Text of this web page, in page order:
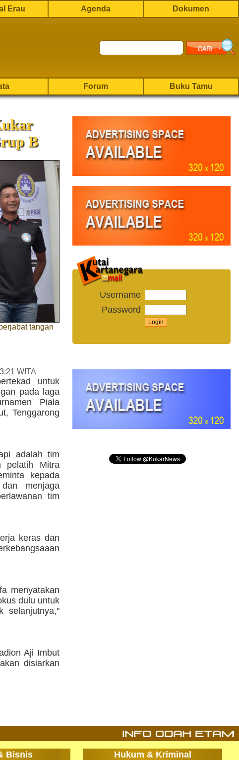
Erau Agenda Dokumen
Forum Buku Tamu
B
tangan
WITA
untuk
pada laga
Piala
Tenggarong
adalah tim
pelatih Mitra
kepada
menjaga
tim
keras dan
menyatakan
dulu untuk
selanjutnya,"
Aji Imbut
disiarkan
Username
Password
Bisnis Hukum & Kriminal